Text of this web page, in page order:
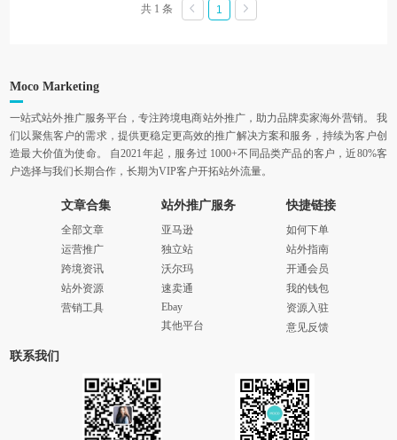
共 1 条 1
Moco Marketing
一站式站外推广服务平台，专注跨境电商站外推广，助力品牌卖家海外营销。 我
们以聚焦客户的需求，提供更稳定更高效的推广解决方案和服务，持续为客户创
造最大价值为使命。 自2021年起，服务过 1000+不同品类产品的客户，近80%客
户选择与我们长期合作，长期为VIP客户开拓站外流量。
文章合集
全部文章
运营推广
跨境资讯
站外资源
营销工具
站外推广服务
亚马逊
独立站
沃尔玛
速卖通
Ebay
其他平台
快捷链接
如何下单
站外指南
开通会员
我的钱包
资源入驻
意见反馈
联系我们